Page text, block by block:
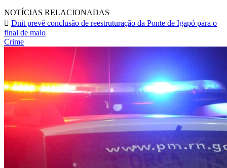
NOTÍCIAS RELACIONADAS
Dnit prevê conclusão de reestruturação da Ponte de Igapó para o
final de maio
Crime